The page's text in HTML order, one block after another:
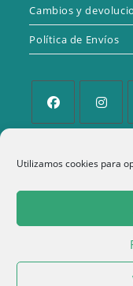
Utilizamos cookies para
Cambios y
Política de Envíos
Se
en
una
pestaña
Se
en
una
pestaña
Política de
Aviso Legal
Términos y